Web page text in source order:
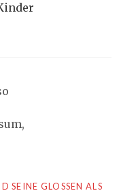
SEINE GLOSSEN ALS